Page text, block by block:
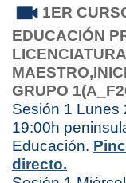
1ER
EDUCACIÓN
MAESTRO,
GRUPO
Sesión 1 Lunes
19:00h
Educación.
directo.